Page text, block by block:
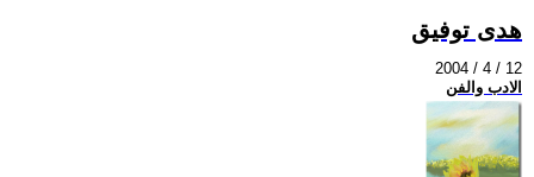
هدى توفيق
2004 / 4 / 12
الادب والفن